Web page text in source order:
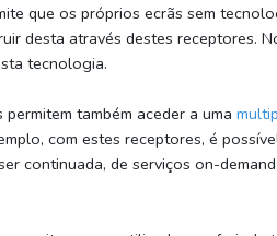
que os próprios ecrãs sem
desta através destes receptores.
tecnologia.
também aceder a uma
com estes receptores, é
continuada, de serviços on-